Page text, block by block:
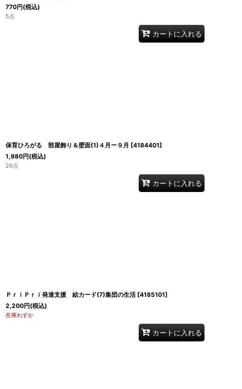
770円(税込)
5点
カートに入れる
保育ひろがる 部屋飾り＆壁面(1)４月ー９月 [4184401]
1,980円(税込)
26点
カートに入れる
ＰｒｉＰｒｉ発達支援 絵カード(7)集団の生活 [4185101]
2,200円(税込)
在庫わずか
カートに入れる